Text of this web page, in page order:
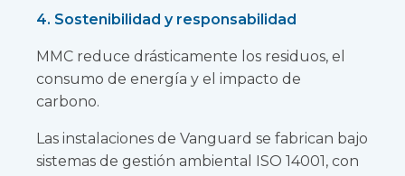
4. Sostenibilidad y responsabilidad
MMC reduce drásticamente los residuos, el
consumo de energía y el impacto de
carbono.
Las instalaciones de Vanguard se fabrican bajo
sistemas de gestión ambiental ISO 14001, con